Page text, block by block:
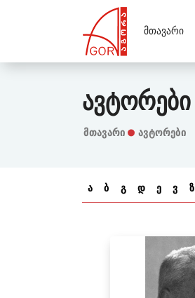
Მთავარი
Ავტორები
Მთავარი ავტორები
ა ბ გ დ ე ვ ზ